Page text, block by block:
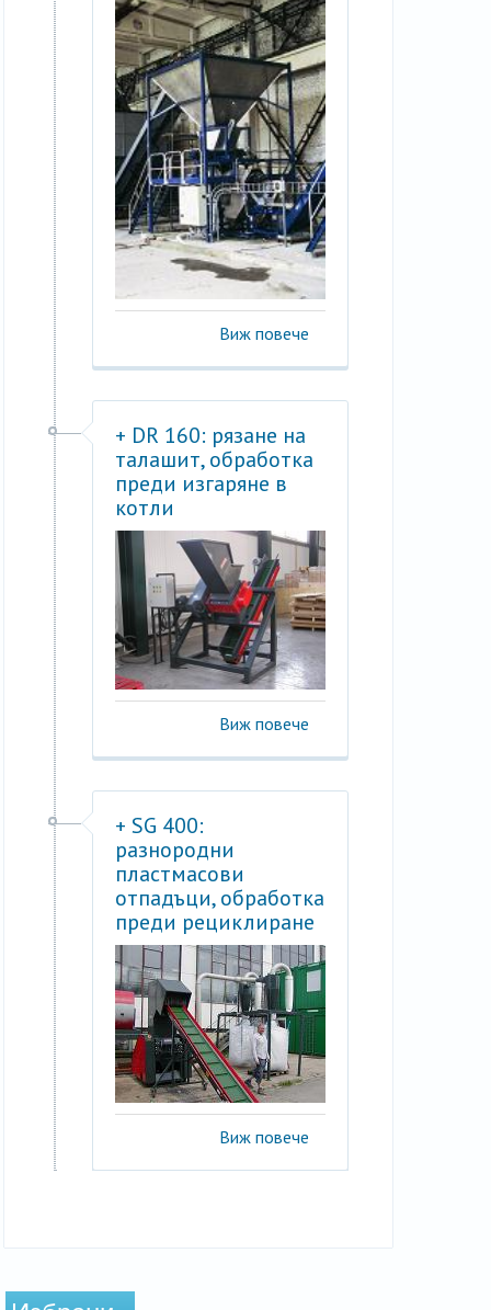
Виж повече
+ DR 160: рязане на
талашит, обработка
преди изгаряне в
котли
Виж повече
+ SG 400:
разнородни
пластмасови
отпадъци, обработка
преди рециклиране
Виж повече